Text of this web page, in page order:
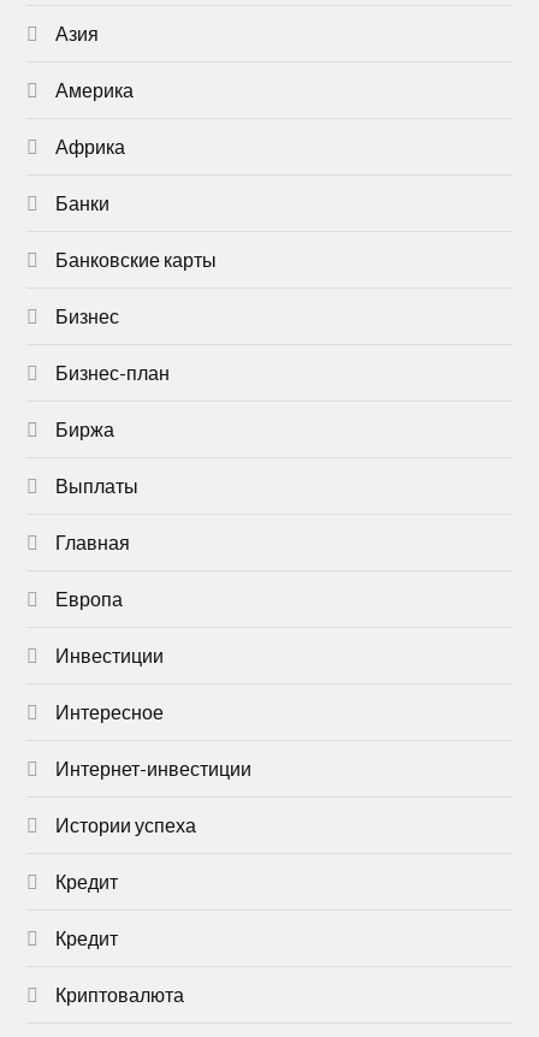
Азия
Америка
Африка
Банки
Банковские карты
Бизнес
Бизнес-план
Биржа
Выплаты
Главная
Европа
Инвестиции
Интересное
Интернет-инвестиции
Истории успеха
Кредит
Кредит
Криптовалюта